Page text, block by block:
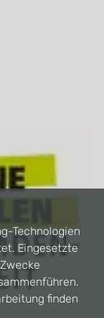
Technologien
Eingesetzte
finden